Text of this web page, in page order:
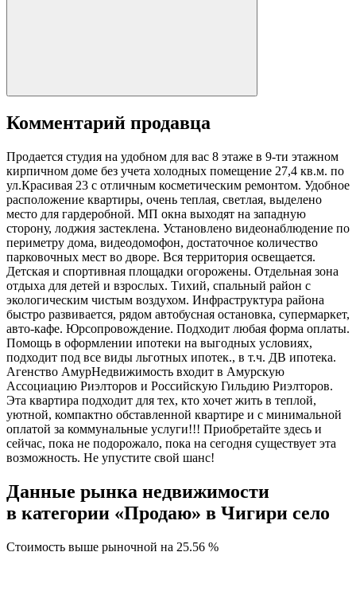
Комментарий продавца
Продается студия на удобном для вас 8 этаже в 9-ти этажном
кирпичном доме без учета холодных помещение 27,4 кв.м. по
ул.Красивая 23 с отличным косметическим ремонтом. Удобное
расположение квартиры, очень теплая, светлая, выделено
место для гардеробной. МП окна выходят на западную
сторону, лоджия застеклена. Установлено видеонаблюдение по
периметру дома, видеодомофон, достаточное количество
парковочных мест во дворе. Вся территория освещается.
Детская и спортивная площадки огорожены. Отдельная зона
отдыха для детей и взрослых. Тихий, спальный район с
экологическим чистым воздухом. Инфраструктура района
быстро развивается, рядом автобусная остановка, супермаркет,
авто-кафе. Юрсопровождение. Подходит любая форма оплаты.
Помощь в оформлении ипотеки на выгодных условиях,
подходит под все виды льготных ипотек., в т.ч. ДВ ипотека.
Агенство АмурНедвижимость входит в Амурскую
Ассоциацию Риэлторов и Российскую Гильдию Риэлторов.
Эта квартира подходит для тех, кто хочет жить в теплой,
уютной, компактно обставленной квартире и с минимальной
оплатой за коммунальные услуги!!! Приобретайте здесь и
сейчас, пока не подорожало, пока на сегодня существует эта
возможность. Не упустите свой шанс!
Данные рынка недвижимости
в категории «Продаю» в Чигири село
Стоимость выше рыночной на 25.56 %